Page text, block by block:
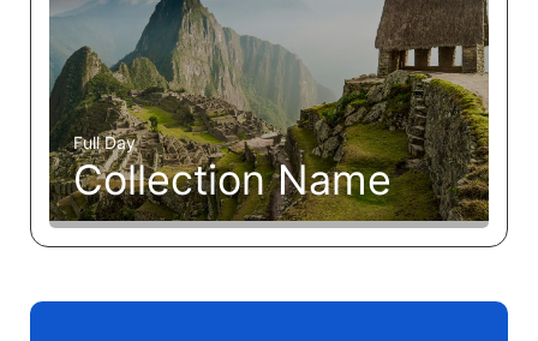
Full Day
Collection Name